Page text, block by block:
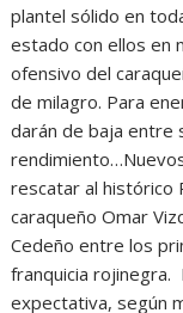
plantel sólido en
estado con ellos en
ofensivo del
de milagro. Para
darán de baja entre
rescatar al histórico
caraqueño Omar
Cedeño entre los
franquicia rojinegra.
expectativa, según